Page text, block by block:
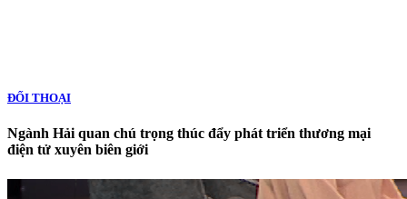
ĐỐI THOẠI
Ngành Hải quan chú trọng thúc đẩy phát triển thương mại
điện tử xuyên biên giới
Nguồn: SCTV8 - VITV